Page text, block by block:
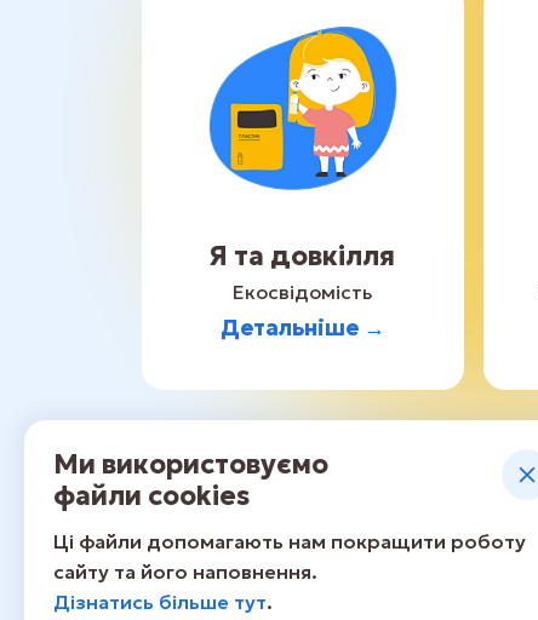
Я та довкілля
Екосвідомість
Детальніше →
Ми використовуємо
файли cookies
Ці файли допомагають нам покращити роботу
сайту та його наповнення.
Дізнатись більше тут.